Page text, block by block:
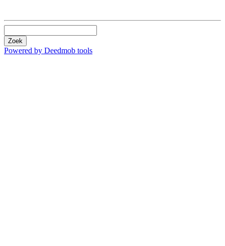
Zoek
Powered by Deedmob tools